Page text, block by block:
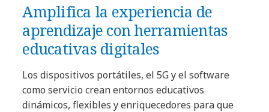
Amplifica la experiencia de
aprendizaje con herramientas
educativas digitales
Los dispositivos portátiles, el 5G y el software
como servicio crean entornos educativos
dinámicos, flexibles y enriquecedores para que